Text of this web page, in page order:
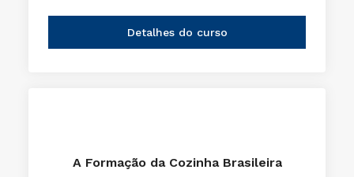
Detalhes do curso
A Formação da Cozinha Brasileira